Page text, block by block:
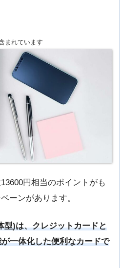
まれています
円相当のポイントがも
ーンがあります。
型)は、クレジットカードと
一体化した便利なカードで